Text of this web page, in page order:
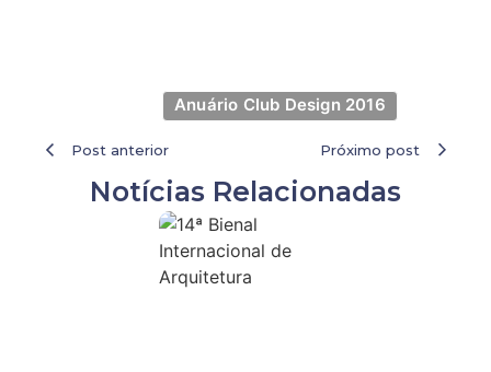
Anuário Club Design 2016
Post anterior Próximo post
Notícias Relacionadas